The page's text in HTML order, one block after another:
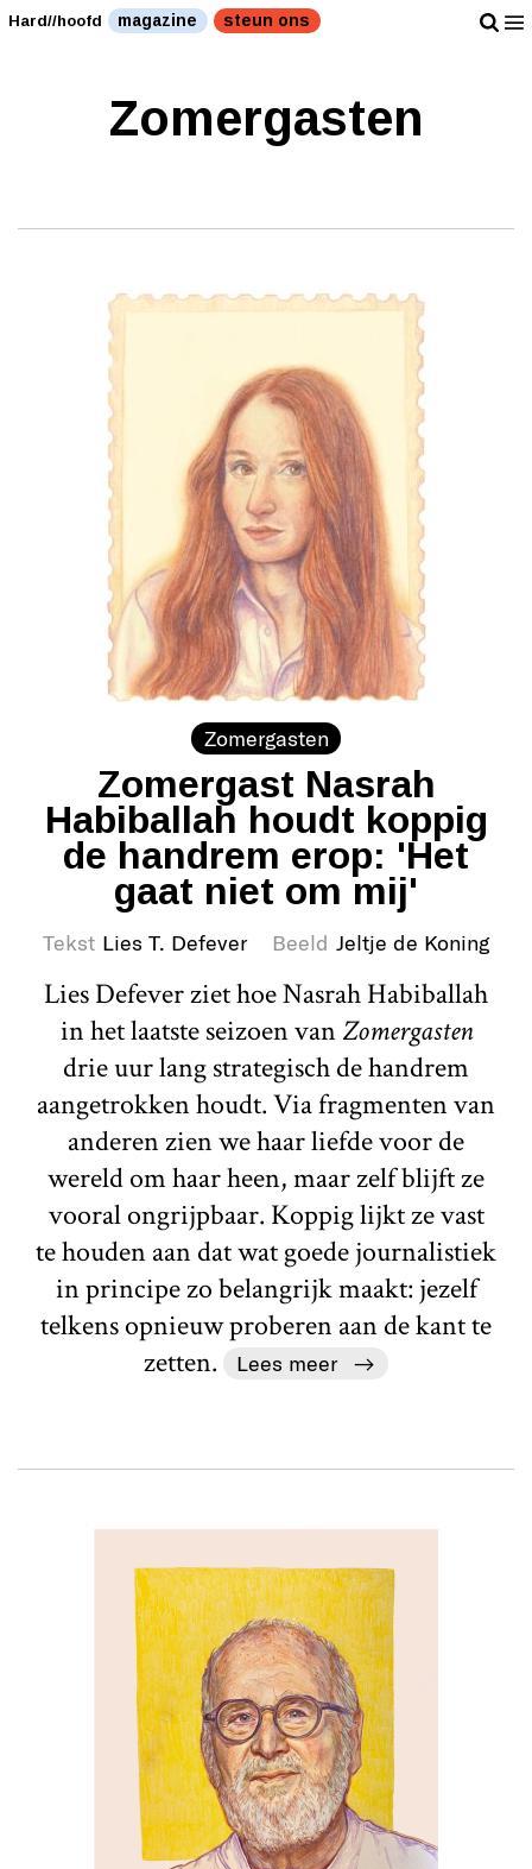
Hard//hoofd magazine steun ons
Zomergasten
Zomergasten
Zomergast Nasrah
Habiballah houdt koppig
de handrem erop: 'Het
gaat niet om mij'
Tekst Lies T. Defever Beeld Jeltje de Koning
Lies Defever ziet hoe Nasrah Habiballah
in het laatste seizoen vanZomergasten
drie uur lang strategisch de handrem
aangetrokken houdt. Via fragmenten van
anderen zien we haar liefde voor de
wereld om haar heen, maar zelf blijft ze
vooral ongrijpbaar. Koppig lijkt ze vast
te houden aan dat wat goede journalistiek
in principe zo belangrijk maakt: jezelf
telkens opnieuw proberen aan de kant te
zetten.
Lees meer